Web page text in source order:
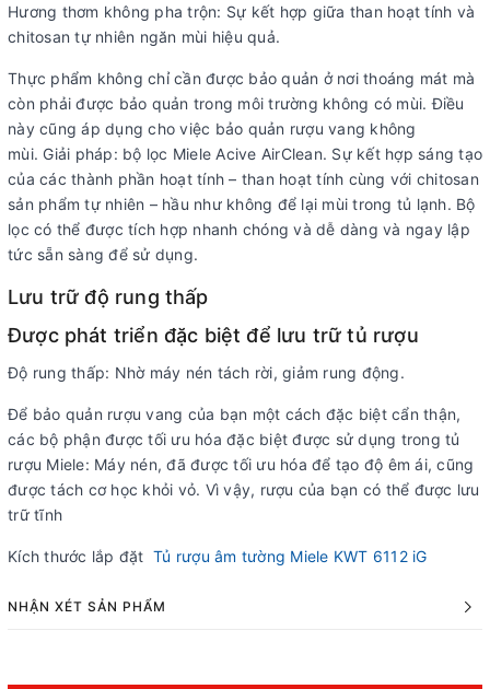
Hương thơm không pha trộn: Sự kết hợp giữa than hoạt tính và
chitosan tự nhiên ngăn mùi hiệu quả.
Thực phẩm không chỉ cần được bảo quản ở nơi thoáng mát mà
còn phải được bảo quản trong môi trường không có mùi. Điều
này cũng áp dụng cho việc bảo quản rượu vang không
mùi. Giải pháp: bộ lọc Miele Acive AirClean. Sự kết hợp sáng tạo
của các thành phần hoạt tính – than hoạt tính cùng với chitosan
sản phẩm tự nhiên – hầu như không để lại mùi trong tủ lạnh. Bộ
lọc có thể được tích hợp nhanh chóng và dễ dàng và ngay lập
tức sẵn sàng để sử dụng.
Lưu trữ độ rung thấp
Được phát triển đặc biệt để lưu trữ tủ rượu
Độ rung thấp: Nhờ máy nén tách rời, giảm rung động.
Để bảo quản rượu vang của bạn một cách đặc biệt cẩn thận,
các bộ phận được tối ưu hóa đặc biệt được sử dụng trong tủ
rượu Miele: Máy nén, đã được tối ưu hóa để tạo độ êm ái, cũng
được tách cơ học khỏi vỏ. Vì vậy, rượu của bạn có thể được lưu
trữ tĩnh
Kích thước lắp đặt Tủ rượu âm tường Miele KWT 6112 iG
NHẬN XÉT SẢN PHẨM